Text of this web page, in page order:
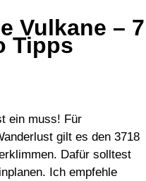
Vulkane – 7
Tipps
ein muss! Für
gilt es den 3718
Dafür solltest
Ich empfehle